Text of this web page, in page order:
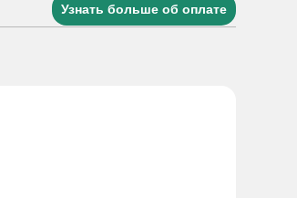
Узнать больше об оплате